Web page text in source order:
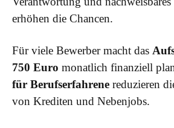
erhöhen die Chancen.
Für viele Bewerber macht das
750 Euro monatlich finanziell
für Berufserfahrene reduzieren
von Krediten und Nebenjobs.